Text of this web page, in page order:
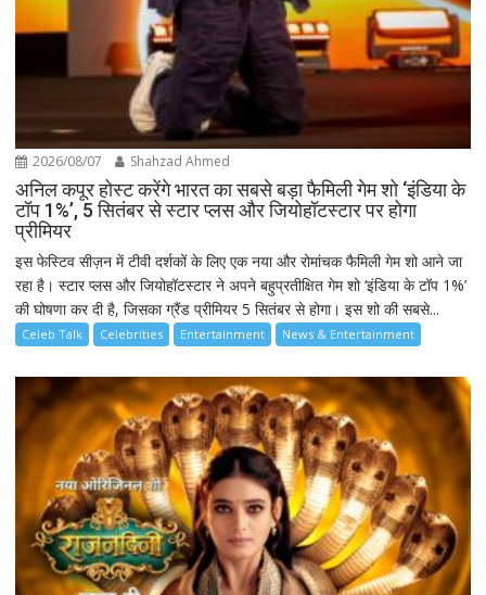
2026/08/07 Shahzad Ahmed
अनिल कपूर होस्ट करेंगे भारत का सबसे बड़ा फैमिली गेम शो ‘इंडिया के
टॉप 1%’, 5 सितंबर से स्टार प्लस और जियोहॉटस्टार पर होगा
प्रीमियर
इस फेस्टिव सीज़न में टीवी दर्शकों के लिए एक नया और रोमांचक फैमिली गेम शो आने जा
रहा है। स्टार प्लस और जियोहॉटस्टार ने अपने बहुप्रतीक्षित गेम शो ‘इंडिया के टॉप 1%’
की घोषणा कर दी है, जिसका ग्रैंड प्रीमियर 5 सितंबर से होगा। इस शो की सबसे...
Celeb Talk Celebrities Entertainment News & Entertainment